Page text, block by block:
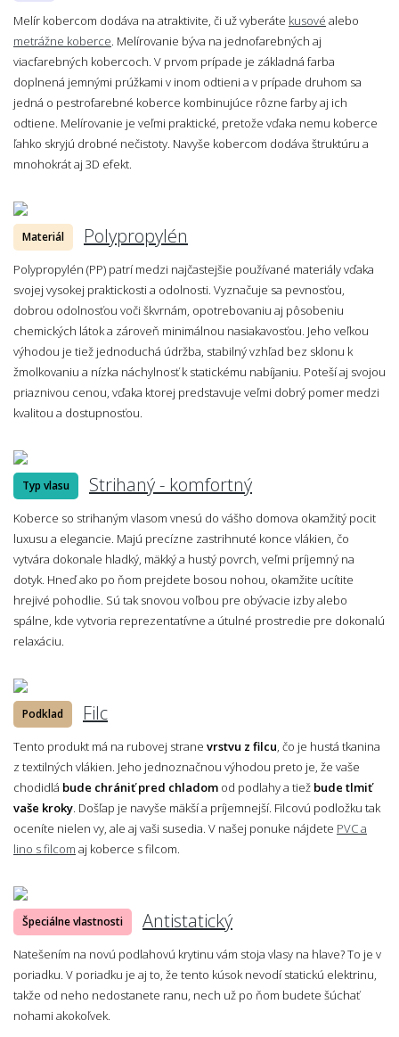
Melír kobercom dodáva na atraktivite, či už vyberáte kusové alebo
metrážne koberce. Melírovanie býva na jednofarebných aj
viacfarebných kobercoch. V prvom prípade je základná farba
doplnená jemnými prúžkami v inom odtieni a v prípade druhom sa
jedná o pestrofarebné koberce kombinujúce rôzne farby aj ich
odtiene. Melírovanie je veľmi praktické, pretože vďaka nemu koberce
ľahko skryjú drobné nečistoty. Navyše kobercom dodáva štruktúru a
mnohokrát aj 3D efekt.
Materiál Polypropylén
Polypropylén (PP) patrí medzi najčastejšie používané materiály vďaka
svojej vysokej praktickosti a odolnosti. Vyznačuje sa pevnosťou,
dobrou odolnosťou voči škvrnám, opotrebovaniu aj pôsobeniu
chemických látok a zároveň minimálnou nasiakavosťou. Jeho veľkou
výhodou je tiež jednoduchá údržba, stabilný vzhľad bez sklonu k
žmolkovaniu a nízka náchylnosť k statickému nabíjaniu. Poteší aj svojou
priaznivou cenou, vďaka ktorej predstavuje veľmi dobrý pomer medzi
kvalitou a dostupnosťou.
Typ vlasu Strihaný - komfortný
Koberce so strihaným vlasom vnesú do vášho domova okamžitý pocit
luxusu a elegancie. Majú precízne zastrihnuté konce vlákien, čo
vytvára dokonale hladký, mäkký a hustý povrch, veľmi príjemný na
dotyk. Hneď ako po ňom prejdete bosou nohou, okamžite ucítite
hrejivé pohodlie. Sú tak snovou voľbou pre obývacie izby alebo
spálne, kde vytvoria reprezentatívne a útulné prostredie pre dokonalú
relaxáciu.
Podklad Filc
Tento produkt má na rubovej strane vrstvu z filcu, čo je hustá tkanina
z textilných vlákien. Jeho jednoznačnou výhodou preto je, že vaše
chodidlá bude chrániť pred chladom od podlahy a tiež bude tlmiť
vaše kroky. Došľap je navyše mäkší a príjemnejší. Filcovú podložku tak
oceníte nielen vy, ale aj vaši susedia. V našej ponuke nájdete PVC a
lino s filcom aj koberce s filcom.
Špeciálne vlastnosti Antistatický
Natešením na novú podlahovú krytinu vám stoja vlasy na hlave? To je v
poriadku. V poriadku je aj to, že tento kúsok nevodí statickú elektrinu,
takže od neho nedostanete ranu, nech už po ňom budete šúchať
nohami akokoľvek.